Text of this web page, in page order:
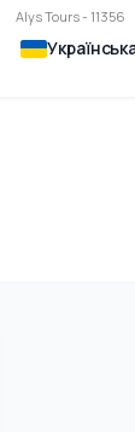
Alys Tours - 11356